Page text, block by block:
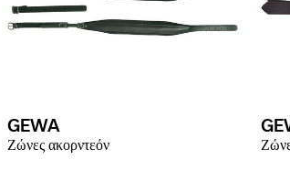
GEWA
Ζώνες ακορντεόν